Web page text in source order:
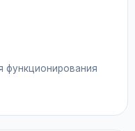
функционирования